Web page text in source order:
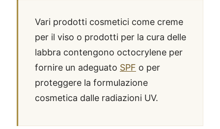
Vari prodotti cosmetici come creme
per il viso o prodotti per la cura delle
labbra contengono octocrylene per
fornire un adeguato SPF o per
proteggere la formulazione
cosmetica dalle radiazioni UV.